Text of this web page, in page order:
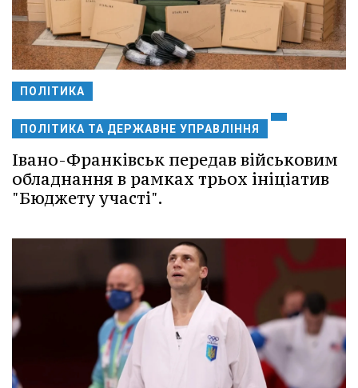
ПОЛІТИКА
ПОЛІТИКА ТА ДЕРЖАВНЕ УПРАВЛІННЯ
Івано-Франківськ передав військовим
обладнання в рамках трьох ініціатив
"Бюджету участі".